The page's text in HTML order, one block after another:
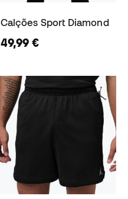
Calções Sport Diamond
49,99 €